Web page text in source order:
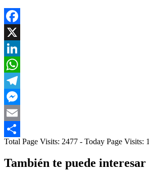
Facebook
X
LinkedIn
WhatsApp
Telegram
Messenger
Email
Compartir
Total Page Visits: 2477 - Today Page Visits: 1
También te puede interesar